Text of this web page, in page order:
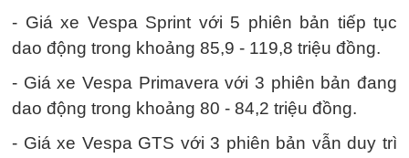
- Giá xe Vespa Sprint với 5 phiên bản tiếp tục
dao động trong khoảng 85,9 - 119,8 triệu đồng.
- Giá xe Vespa Primavera với 3 phiên bản đang
dao động trong khoảng 80 - 84,2 triệu đồng.
- Giá xe Vespa GTS với 3 phiên bản vẫn duy trì